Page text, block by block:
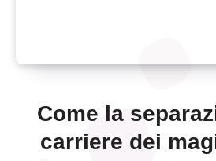
Come la
carriere dei